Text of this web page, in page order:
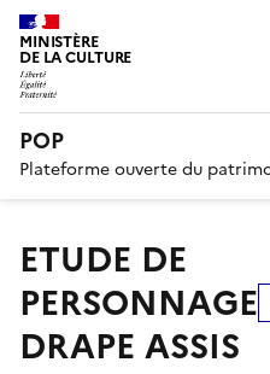
MINISTÈRE
DE LA CULTURE
POP
Plateforme ouverte du
ETUDE DE
PERSONNAGE
DRAPE ASSIS